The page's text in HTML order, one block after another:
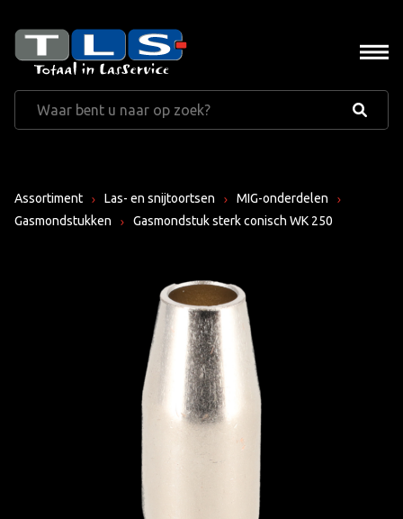
Assortiment Las- en snijtoortsen
MIG-onderdelen
Gasmondstukken
Gasmondstuk sterk conisch WK 250